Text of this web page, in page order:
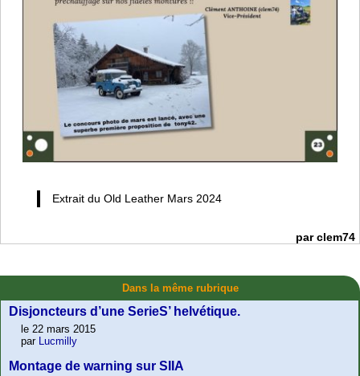
Extrait du Old Leather Mars 2024
par clem74
Dans la même rubrique
Disjoncteurs d’une SerieS’ helvétique.
le 22 mars 2015
par Lucmilly
Montage de warning sur SIIA